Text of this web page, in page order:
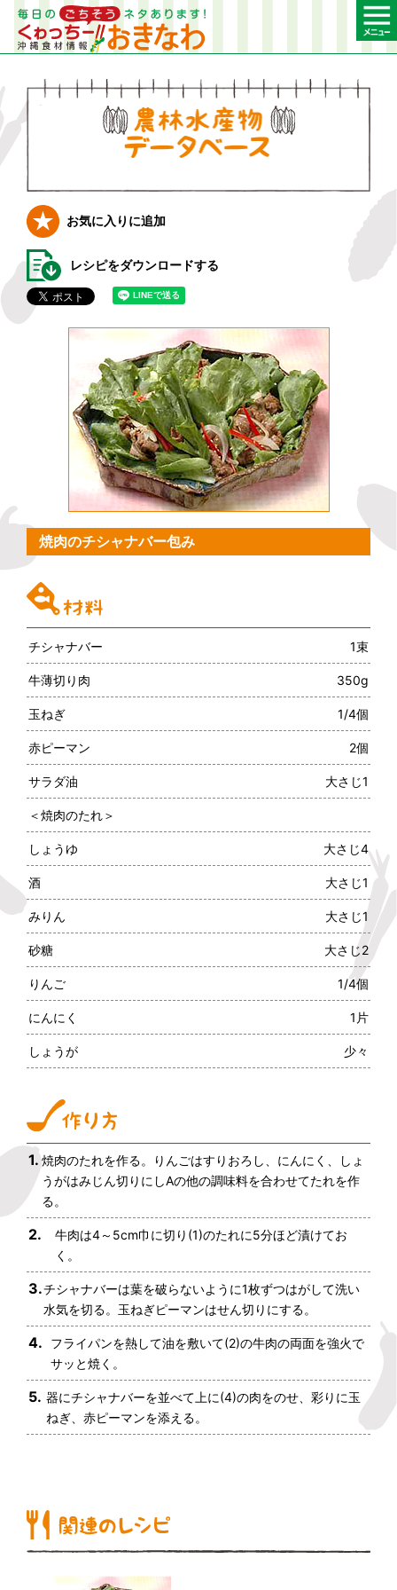
農林水産物デー
お気に入りに追加
レシピをダウンロードする
焼肉のチシャナバー包み
チシャナバー 1束
牛薄切り肉 350g
玉ねぎ 1/4個
赤ピーマン 2個
サラダ油 大さじ1
＜焼肉のたれ＞
しょうゆ 大さじ4
酒 大さじ1
みりん 大さじ1
砂糖 大さじ2
りんご 1/4個
にんにく 1片
しょうが 少々
1. 焼肉のたれを作る。りんごはすりおろし、にんにく、しょ
うがはみじん切りにしAの他の調味料を合わせてたれを作
る。
2.
牛肉は4～5cm巾に切り(1)のたれに5分ほど漬けてお
く。
3.チシャナバーは葉を破らないように1枚ずつはがして洗い
水気を切る。玉ねぎピーマンはせん切りにする。
4.
フライパンを熱して油を敷いて(2)の牛肉の両面を強火で
サッと焼く。
5. 器にチシャナバーを並べて上に(4)の肉をのせ、彩りに玉
ねぎ、赤ピーマンを添える。